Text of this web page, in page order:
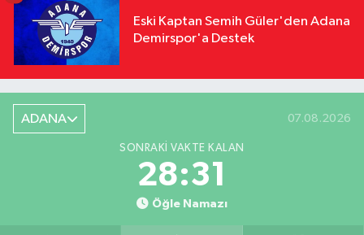
Eski Kaptan Semih Güler'den Adana
Demirspor'a Destek
ADANA 07.08.2026
SONRAKI VAKTE KALAN
28:30
Öğle Namazı